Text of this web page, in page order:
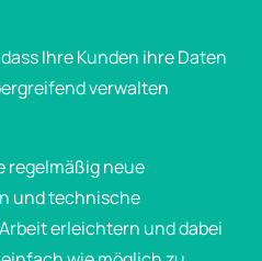
Ihre Kunden ihre Daten
verwalten
regelmäßig neue
und technische
erleichtern und dabei